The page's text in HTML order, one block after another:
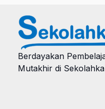
Berdayakan
Mutakhir di